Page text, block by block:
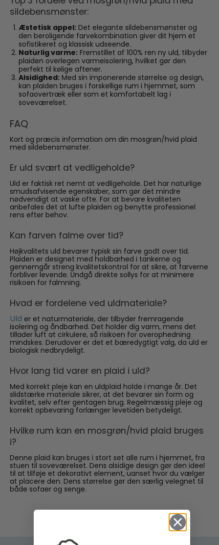
sildebensmønster:
Æstetisk appel:Det elegante sildebensmønster og
den beroligende farvekombination giver dit hjem et
sofistikeret og klassisk udseende.
Naturlig varme:Fremstillet af 100% ren ny uld, tilbyder
plaiden overlegen varmeisolering, hvilket gør den
perfekt til kølige aftener.
Alsidighed:Med sin imponerende størrelse og design,
kan plaiden bruges i forskellige rum i hjemmet, som
sofaovertræk eller som et komfortabelt lag i
soveværelset.
FAQ
Kort og præcis information om din mosgrøn/hvid plaid
med sildebensmønster.
Er uld svært at vedligeholde?
Uld er faktisk ret nemt at vedligeholde. Det har naturlige
smudsafvisende egenskaber, som gør det mindre
nødvendigt at vaske ofte. For at bevare kvaliteten
anbefales det at lufte plaiden og benytte professionel
rens efter behov.
Kan farven falme over tid?
Højkvalitets uld bevarer typisk sin farve godt over tid.
Plaiden er designet med holdbarhed i tankerne og
gennemgår streng kvalitetskontrol for at sikre, at farverne
forbliver levende. Undgå direkte sollys for at minimere
risikoen for falmning.
Hvad er fordelene ved uldmateriale?
Uld er et naturmateriale, der tilbyder fremragende
isolering og åndbarhed. Det holder dig varm, mens det
tillader luft at cirkulere, så risikoen for overophedning
mindskes. Derudover er det et bæredygtigt valg, da uld er
biologisk nedbrydeligt.
Hvor lang tid varer en plaid i uld?
Med korrekt pleje kan en uldplaid holde i mange år. Det
slidstærke materiale sikrer, at det bevarer sin form og
kvalitet, selv efter gentagen brug. Regelmæssig pleje og
korrekt opbevaring forlænger levetiden betydeligt.
Hvilke rum kan en mosgrøn/hvid plaid bruges
i?
Denne plaid kan bruges i stort set alle rum i hjemmet, fra
stuen til soveværelset. Dens alsidige design gør den ideel
til at tilføje et dekorativt element, uanset hvor du vælger
at placere den. Dens størrelse gør den særlig velegnet til
både sofaer og senge.